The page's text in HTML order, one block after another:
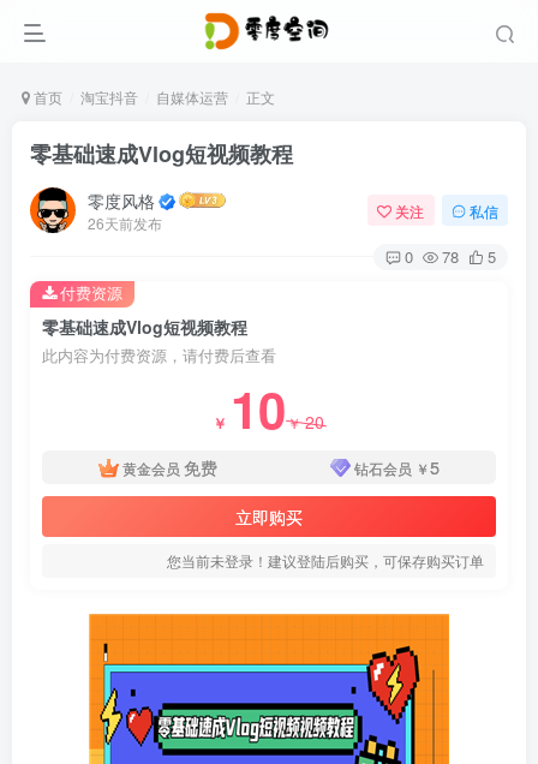
首页 淘宝抖音 自媒体运营 正文
零基础速成Vlog短视频教程
零度风格
26天前发布
关注 私信
0 78 5
零基础速成Vlog短视频教程
此内容为付费资源，请付费后查看
￥ 10￥20
黄金会员 免费 钻石会员 ￥5
立即购买
您当前未登录！建议登陆后购买，可保存购买订单
付费资源